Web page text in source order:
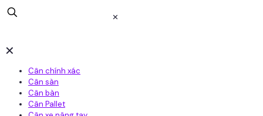
✕
✕
Cân chính xác
Cân sàn
Cân bàn
Cân Pallet